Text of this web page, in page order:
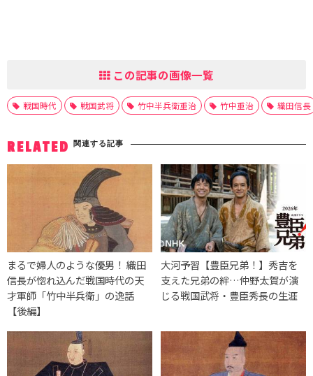
この記事の画像一覧
戦国時代 戦国武将 竹中半兵衛重治 竹中重治 織田信長
RELATED 関連する記事
まるで婦人のような優男！ 織田
信長が惚れ込んだ戦国時代の天
才軍師「竹中半兵衛」の逸話
【後編】
大河予習【豊臣兄弟！】秀吉を
支えた兄弟の絆…仲野太賀が演
じる戦国武将・豊臣秀長の生涯